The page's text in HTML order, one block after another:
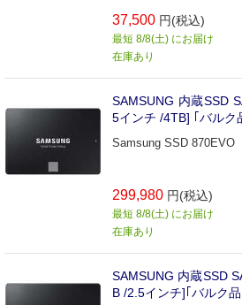
37,500 円(税込)
最短 8/8(土) にお届け
在庫あり
SAMSUNG 内蔵SSD
5インチ /4TB] ｢バル
Samsung SSD 870EVO
299,980 円(税込)
最短 8/8(土) にお届け
在庫あり
SAMSUNG 内蔵SSD
B /2.5インチ]｢バルク